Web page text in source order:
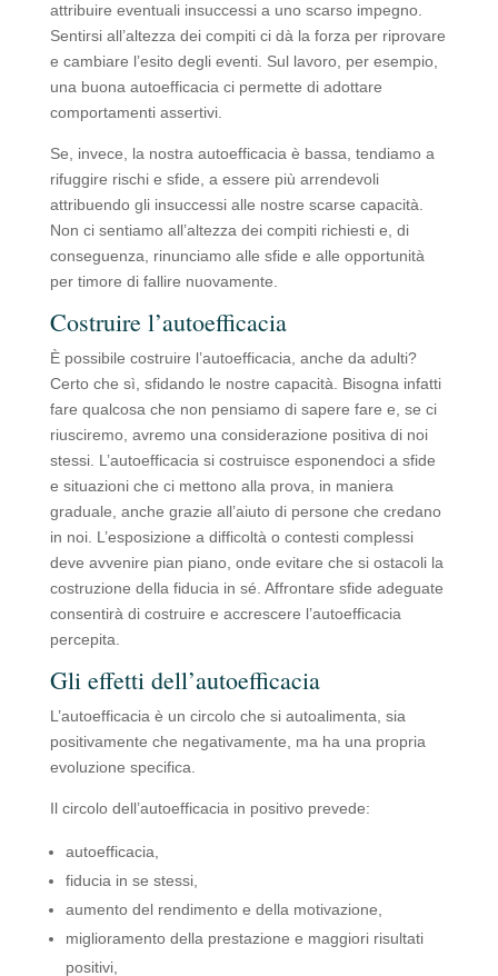
attribuire eventuali insuccessi a uno scarso impegno.
Sentirsi all’altezza dei compiti ci dà la forza per riprovare
e cambiare l’esito degli eventi. Sul lavoro, per esempio,
una buona autoefficacia ci permette di adottare
comportamenti assertivi.
Se, invece, la nostra autoefficacia è bassa, tendiamo a
rifuggire rischi e sfide, a essere più arrendevoli
attribuendo gli insuccessi alle nostre scarse capacità.
Non ci sentiamo all’altezza dei compiti richiesti e, di
conseguenza, rinunciamo alle sfide e alle opportunità
per timore di fallire nuovamente.
Costruire l’autoefficacia
È possibile costruire l’autoefficacia, anche da adulti?
Certo che sì, sfidando le nostre capacità. Bisogna infatti
fare qualcosa che non pensiamo di sapere fare e, se ci
riusciremo, avremo una considerazione positiva di noi
stessi. L’autoefficacia si costruisce esponendoci a sfide
e situazioni che ci mettono alla prova, in maniera
graduale, anche grazie all’aiuto di persone che credano
in noi. L’esposizione a difficoltà o contesti complessi
deve avvenire pian piano, onde evitare che si ostacoli la
costruzione della fiducia in sé. Affrontare sfide adeguate
consentirà di costruire e accrescere l’autoefficacia
percepita.
Gli effetti dell’autoefficacia
L’autoefficacia è un circolo che si autoalimenta, sia
positivamente che negativamente, ma ha una propria
evoluzione specifica.
Il circolo dell’autoefficacia in positivo prevede:
autoefficacia,
fiducia in se stessi,
aumento del rendimento e della motivazione,
miglioramento della prestazione e maggiori risultati
positivi,